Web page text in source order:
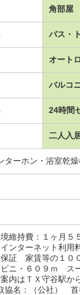
角部屋
バス・
オート
バルコ
24時間
二人入
ーホン・浴室乾
持費：１ヶ月５
ンターネット利用
証 家賃等の１０
ニ・６０９ｍ
はＴＸ守谷駅か
名：（公社） 首